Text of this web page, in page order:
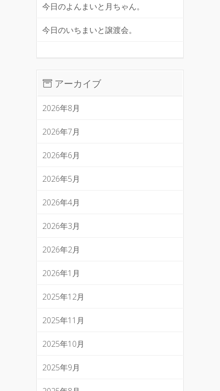
今日のよんまいと月ちゃん。
今日のいちまいと譲渡会。
アーカイブ
2026年8月
2026年7月
2026年6月
2026年5月
2026年4月
2026年3月
2026年2月
2026年1月
2025年12月
2025年11月
2025年10月
2025年9月